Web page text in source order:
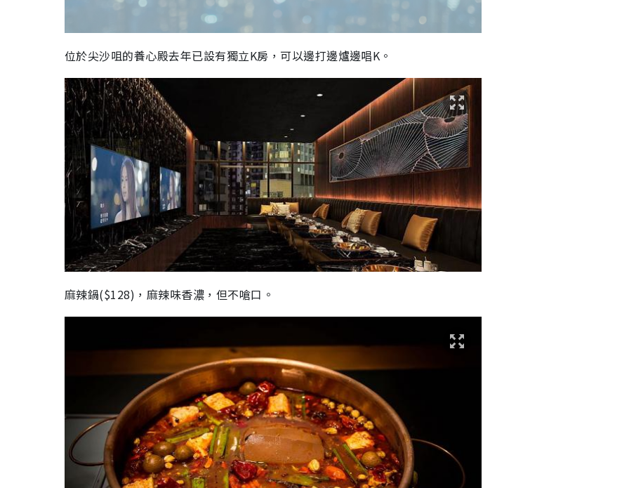
位於尖沙咀的養心殿去年已設有獨立K房，可以邊打邊爐邊唱K。
麻辣鍋($128)，麻辣味香濃，但不嗆口。